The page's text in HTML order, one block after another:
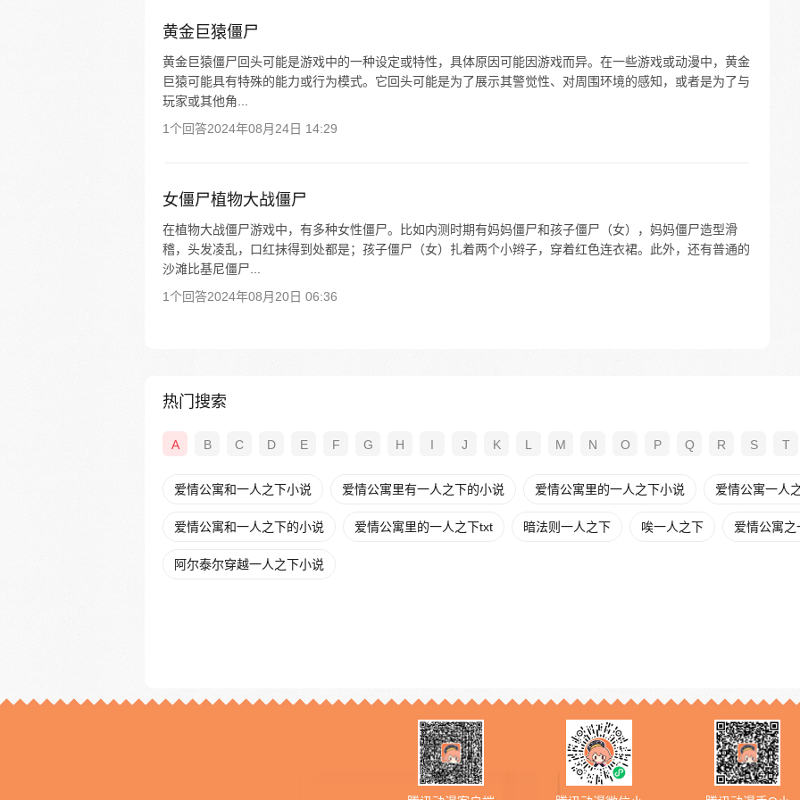
黄金巨猿僵尸
黄金巨猿僵尸回头可能是游戏中的一种设定或特性，具体原因可能因游戏而异。在一些游戏或动漫中，黄金
巨猿可能具有特殊的能力或行为模式。它回头可能是为了展示其警觉性、对周围环境的感知，或者是为了与
玩家或其他角...
1个回答2024年08月24日 14:29
女僵尸植物大战僵尸
在植物大战僵尸游戏中，有多种女性僵尸。比如内测时期有妈妈僵尸和孩子僵尸（女），妈妈僵尸造型滑
稽，头发凌乱，口红抹得到处都是；孩子僵尸（女）扎着两个小辫子，穿着红色连衣裙。此外，还有普通的
沙滩比基尼僵尸...
1个回答2024年08月20日 06:36
热门搜索
A B C D E F G H I J K L M N O P Q R S T
爱情公寓和一人之下小说 爱情公寓里有一人之下的小说 爱情公寓里的一人之下小说 爱情公寓一人
爱情公寓和一人之下的小说 爱情公寓里的一人之下txt 暗法则一人之下 唉一人之下 爱情公寓
阿尔泰尔穿越一人之下小说